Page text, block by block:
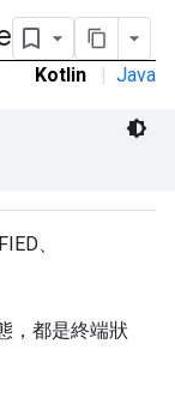
Kotlin | Java
、
，都是終端狀